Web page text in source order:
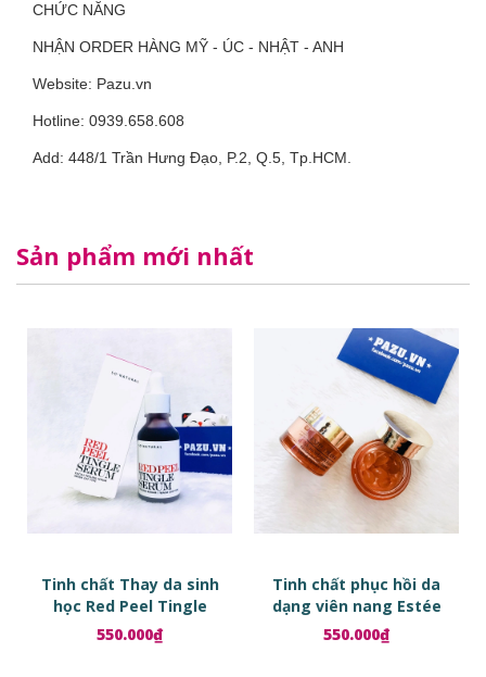
CHỨC NĂNG
NHẬN ORDER HÀNG MỸ - ÚC - NHẬT - ANH
Website: Pazu.vn
Hotline: 0939.658.608
Add: 448/1 Trần Hưng Đạo, P.2, Q.5, Tp.HCM.
Sản phẩm mới nhất
Tinh chất Thay da sinh
học Red Peel Tingle
Serum
550.000₫
Tinh chất phục hồi da
dạng viên nang Estée
Lauder Advanced Night
Repair Ampoules
550.000₫